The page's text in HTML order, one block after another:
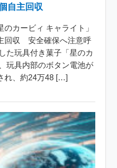
自主回収
カービィ キャライト」
回収 安全確保へ注意呼
た玩具付き菓子「星のカ
玩具内部のボタン電池が
れ、約24万48 […]